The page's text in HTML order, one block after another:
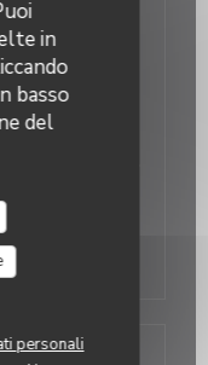
in
basso
del
personali
paste
ice cream)